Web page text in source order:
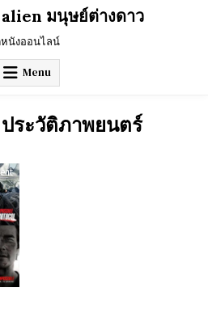
มนุษย์ต่างดาว
นังออนไลน์
Menu
ประวัติภาพยนตร์
on
การ
เดิน
ทาง
ของ
แฟ
รน
ไชส์
Mission:
Impossible
จาก
ปี
1996